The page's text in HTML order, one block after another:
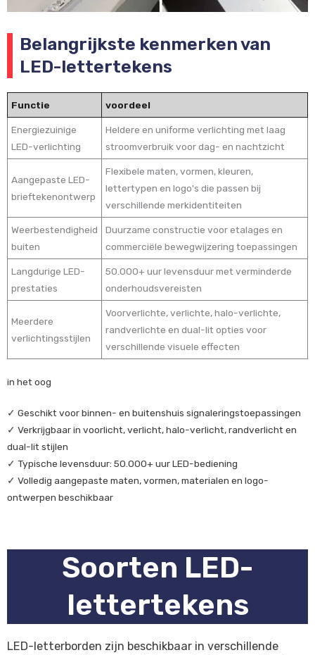
Belangrijkste kenmerken van
LED-lettertekens
Functie voordeel
Energiezuinige
LED-verlichting
Heldere en uniforme verlichting met laag
stroomverbruik voor dag- en nachtzicht
Aangepaste LED-
brieftekenontwerp
Flexibele maten, vormen, kleuren,
lettertypen en logo's die passen bij
verschillende merkidentiteiten
Weerbestendigheid
buiten
Duurzame constructie voor etalages en
commerciële bewegwijzering toepassingen
Langdurige LED-
prestaties
50.000+ uur levensduur met verminderde
onderhoudsvereisten
Meerdere
verlichtingsstijlen
Voorverlichte, verlichte, halo-verlichte,
randverlichte en dual-lit opties voor
verschillende visuele effecten
in het oog
✓ Geschikt voor binnen- en buitenshuis signaleringstoepassingen
✓ Verkrijgbaar in voorlicht, verlicht, halo-verlicht, randverlicht en
dual-lit stijlen
✓ Typische levensduur: 50.000+ uur LED-bediening
✓ Volledig aangepaste maten, vormen, materialen en logo-
ontwerpen beschikbaar
Soorten LED-
lettertekens
LED-letterborden zijn beschikbaar in verschillende